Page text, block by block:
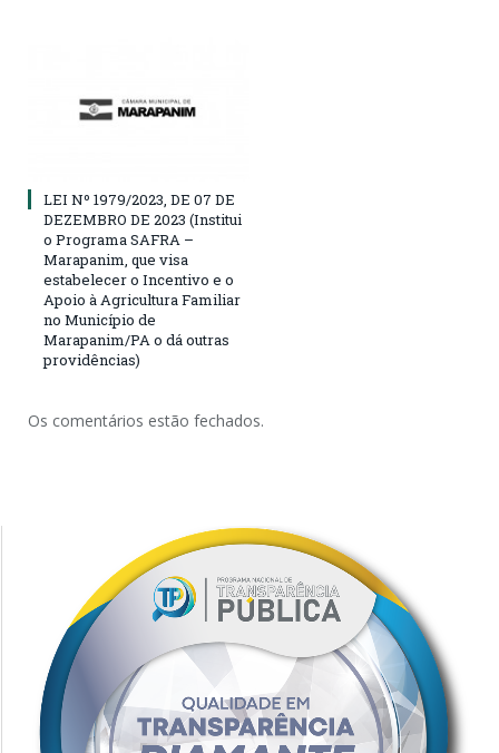
LEI Nº 1979/2023, DE 07 DE
DEZEMBRO DE 2023 (Institui
o Programa SAFRA –
Marapanim, que visa
estabelecer o Incentivo e o
Apoio à Agricultura Familiar
no Município de
Marapanim/PA o dá outras
providências)
Os comentários estão fechados.